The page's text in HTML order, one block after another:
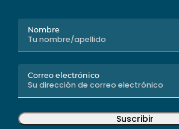
Nombre
Correo electrónico
Suscribir